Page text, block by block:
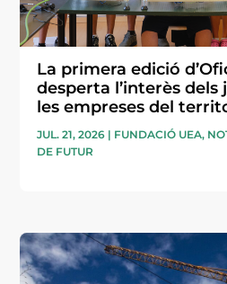
La primera edició
desperta l’interès dels
les empreses del
JUL. 21, 2026 | FUNDACIÓ UEA,
DE FUTUR